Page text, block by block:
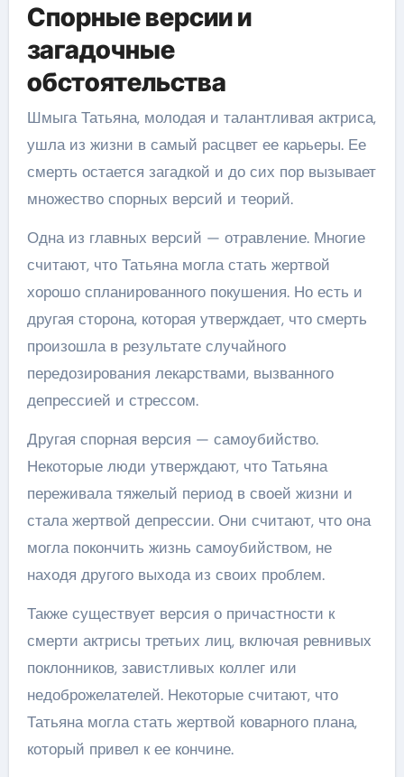
Спорные версии и
загадочные
обстоятельства
Шмыга Татьяна, молодая и талантливая актриса,
ушла из жизни в самый расцвет ее карьеры. Ее
смерть остается загадкой и до сих пор вызывает
множество спорных версий и теорий.
Одна из главных версий — отравление. Многие
считают, что Татьяна могла стать жертвой
хорошо спланированного покушения. Но есть и
другая сторона, которая утверждает, что смерть
произошла в результате случайного
передозирования лекарствами, вызванного
депрессией и стрессом.
Другая спорная версия — самоубийство.
Некоторые люди утверждают, что Татьяна
переживала тяжелый период в своей жизни и
стала жертвой депрессии. Они считают, что она
могла покончить жизнь самоубийством, не
находя другого выхода из своих проблем.
Также существует версия о причастности к
смерти актрисы третьих лиц, включая ревнивых
поклонников, завистливых коллег или
недоброжелателей. Некоторые считают, что
Татьяна могла стать жертвой коварного плана,
который привел к ее кончине.